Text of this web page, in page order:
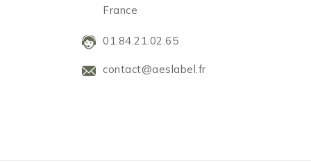
France
01.84.21.02.65
contact@aeslabel.fr